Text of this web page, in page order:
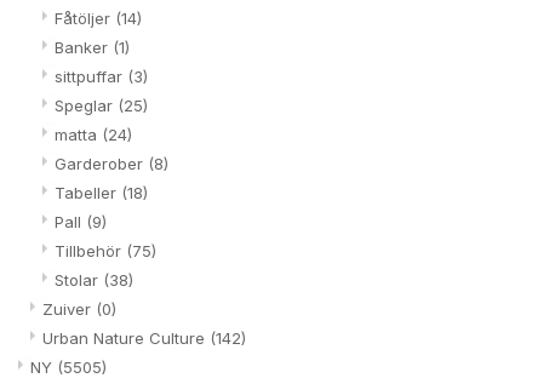
Fåtöljer (14)
Banker (1)
sittpuffar (3)
Speglar (25)
matta (24)
Garderober (8)
Tabeller (18)
Pall (9)
Tillbehör (75)
Stolar (38)
Zuiver (0)
Urban Nature Culture (142)
NY (5505)